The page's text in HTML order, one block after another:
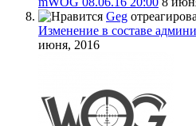
Geg
Изменение в составе
июня, 2016